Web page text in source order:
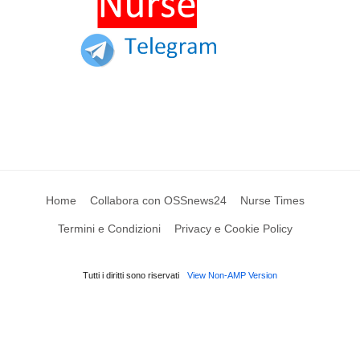
Home Collabora con OSSnews24 Nurse Times
Termini e Condizioni Privacy e Cookie Policy
Tutti i diritti sono riservati View Non-AMP Version